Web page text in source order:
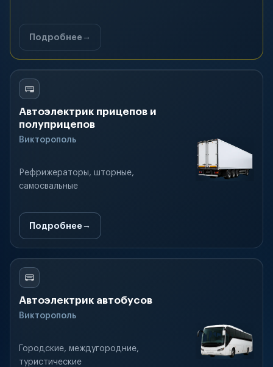
Подробнее
Автоэлектрик прицепов и
полуприцепов
Викторополь
Рефрижераторы, шторные,
самосвальные
Подробнее
Автоэлектрик автобусов
Викторополь
Городские, междугородние,
туристические